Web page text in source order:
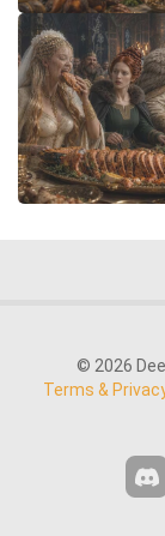
© 2026
Terms &